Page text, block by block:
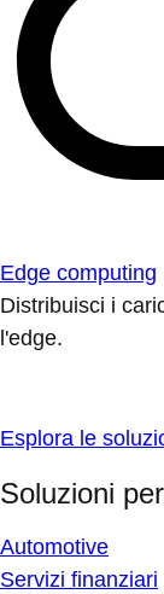
Edge computing
Distribuisci i
l'edge.
Esplora le
Soluzioni
Automotive
Servizi finanziari